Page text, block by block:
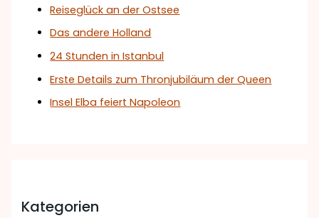
Reiseglück an der Ostsee
Das andere Holland
24 Stunden in Istanbul
Erste Details zum Thronjubiläum der Queen
Insel Elba feiert Napoleon
Kategorien